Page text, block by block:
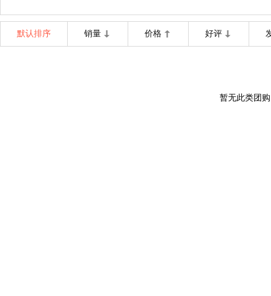
默认排序 销量 价格 好评
暂无此类团